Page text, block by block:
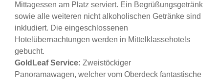
Mittagessen am Platz serviert. Ein Begrüßungsgetränk
sowie alle weiteren nicht alkoholischen Getränke sind
inkludiert. Die eingeschlossenen
Hotelübernachtungen werden in Mittelklassehotels
gebucht.
GoldLeaf Service: Zweistöckiger
Panoramawagen, welcher vom Oberdeck fantastische